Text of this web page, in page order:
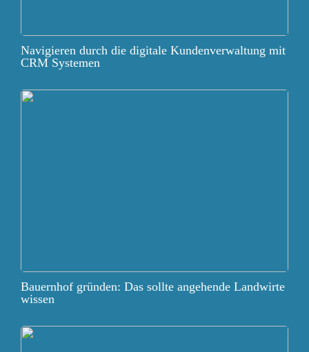
Navigieren durch die digitale Kundenverwaltung mit
CRM Systemen
Bauernhof gründen: Das sollte angehende Landwirte
wissen